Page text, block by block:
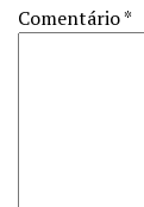
Comentário*